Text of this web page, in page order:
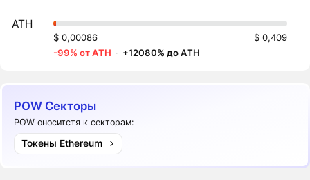
ATH
$ 0,00086
$ 0,409
-99% от ATH · +12080% до ATH
POW Секторы
POW оноситстя к секторам:
Токены Ethereum